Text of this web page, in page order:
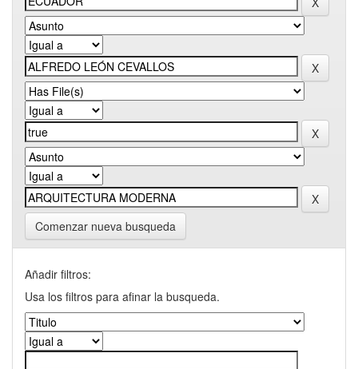
Comenzar nueva busqueda
Añadir filtros:
Usa los filtros para afinar la busqueda.